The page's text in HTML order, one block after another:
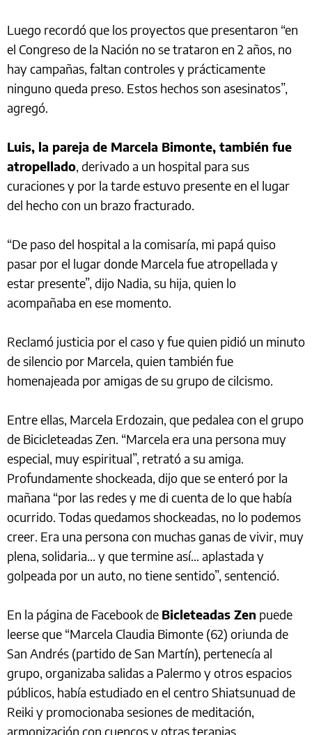
Luego recordó que los proyectos que presentaron “en
el Congreso de la Nación no se trataron en 2 años, no
hay campañas, faltan controles y prácticamente
ninguno queda preso. Estos hechos son asesinatos”,
agregó.
Luis, la pareja de Marcela Bimonte, también fue
atropellado, derivado a un hospital para sus
curaciones y por la tarde estuvo presente en el lugar
del hecho con un brazo fracturado.
“De paso del hospital a la comisaría, mi papá quiso
pasar por el lugar donde Marcela fue atropellada y
estar presente”, dijo Nadia, su hija, quien lo
acompañaba en ese momento.
Reclamó justicia por el caso y fue quien pidió un minuto
de silencio por Marcela, quien también fue
homenajeada por amigas de su grupo de cilcismo.
Entre ellas, Marcela Erdozain, que pedalea con el grupo
de Bicicleteadas Zen. “Marcela era una persona muy
especial, muy espiritual”, retrató a su amiga.
Profundamente shockeada, dijo que se enteró por la
mañana “por las redes y me di cuenta de lo que había
ocurrido. Todas quedamos shockeadas, no lo podemos
creer. Era una persona con muchas ganas de vivir, muy
plena, solidaria... y que termine así… aplastada y
golpeada por un auto, no tiene sentido”, sentenció.
En la página de Facebook de Bicleteadas Zen puede
leerse que “Marcela Claudia Bimonte (62) oriunda de
San Andrés (partido de San Martín), pertenecía al
grupo, organizaba salidas a Palermo y otros espacios
públicos, había estudiado en el centro Shiatsunuad de
Reiki y promocionaba sesiones de meditación,
armonización con cuencos y otras terapias